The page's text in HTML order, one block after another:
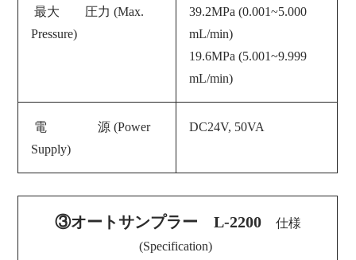
最大 圧力 (Max.
Pressure)
39.2MPa (0.001~5.000
mL/min)
19.6MPa (5.001~9.999
mL/min)
電 源 (Power
Supply)
DC24V, 50VA
③オートサンプラー L-2200
仕様
(Specification)